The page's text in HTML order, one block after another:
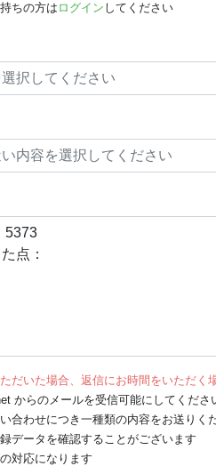
ちの方はログイン してください
だいた場合、返信にお時間をいただく
からのメールを受信可能にしてくださ
合わせにつき一種類の内容をお送りく
データを確認することがございます
対応になります